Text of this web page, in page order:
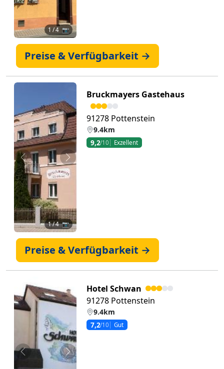
1 / 4 📷
Preise & Verfügbarkeit →
Zurück Weiter
1/ 4 📷
Bruckmayers Gastehaus
91278 Pottenstein
9.4km
9,2/10 Exzellent
Preise & Verfügbarkeit →
Zurück Weiter
Hotel Schwan
91278 Pottenstein
9.4km
7,2/10 Gut